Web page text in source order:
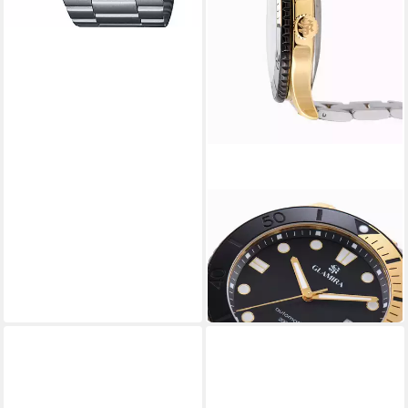
Luxusuhr GLAMIRA Aurevian
Automatikuhr Schwarz
806,65 € 949,00 €
-15%
in 2-3 Werktagen bei dir